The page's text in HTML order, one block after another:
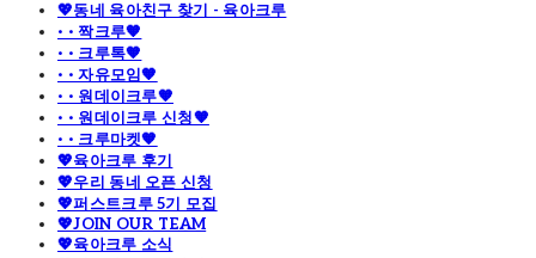
💖동네 육아친구 찾기 - 육아크루
· · 짝크루🧡
· · 크루톡🧡
· · 자유모임🧡
· · 원데이크루🧡
· · 원데이크루 신청🧡
· · 크루마켓🧡
💖육아크루 후기
💖우리 동네 오픈 신청
💖퍼스트크루 5기 모집
💖JOIN OUR TEAM
💖육아크루 소식